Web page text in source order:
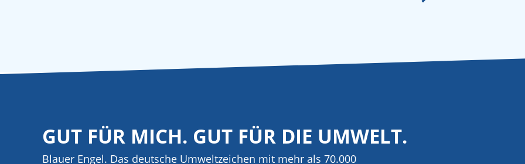
GUT FÜR MICH. GUT FÜR DIE UMWELT.
Blauer Engel. Das deutsche Umweltzeichen mit mehr als 70.000